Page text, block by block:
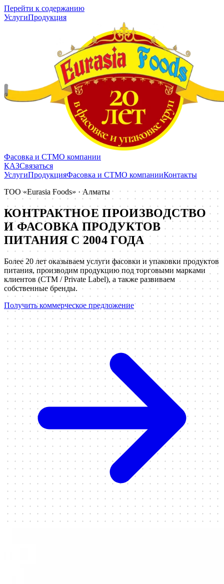
Перейти к содержанию
УслугиПродукция
Фасовка и СТМО компании
ҚАЗСвязаться
УслугиПродукцияФасовка и СТМО компанииКонтакты
ТОО «Eurasia Foods» · Алматы
КОНТРАКТНОЕ ПРОИЗВОДСТВО
И ФАСОВКА ПРОДУКТОВ
ПИТАНИЯ С 2004 ГОДА
Более 20 лет оказываем услуги фасовки и упаковки продуктов
питания, производим продукцию под торговыми марками
клиентов (СТМ / Private Label), а также развиваем
собственные бренды.
Получить коммерческое предложение